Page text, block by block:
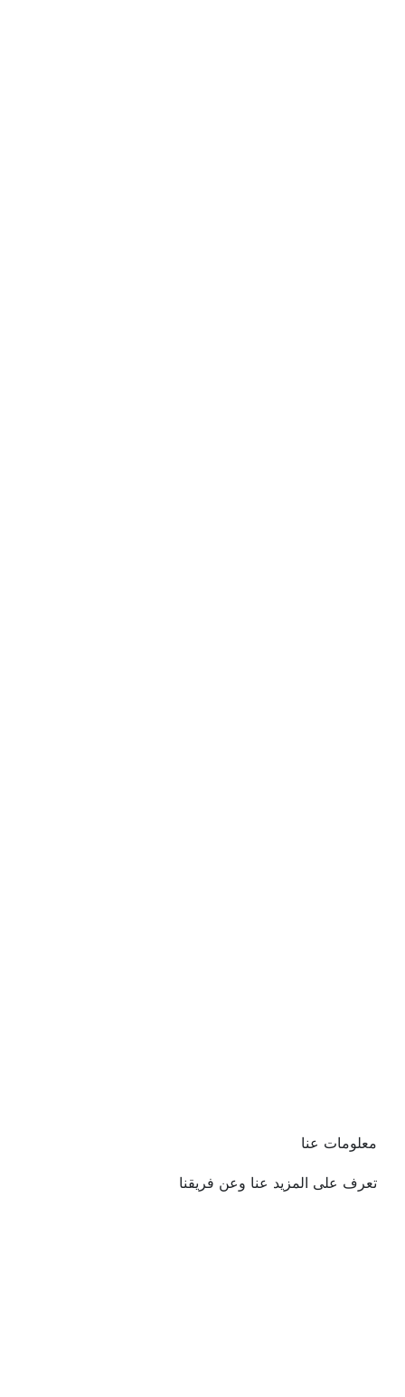
معلومات عنا
تعرف على المزيد عنا وعن فريقنا